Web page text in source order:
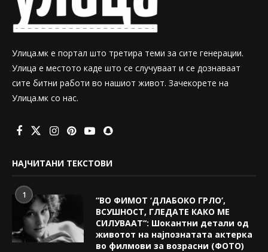
Улица.мк е портал што третира теми за сите генерации.
Улица е местото каде што се случуваат и се дознаваат
сите битни работи во нашиот живот. Зачекорете на
Улица.мк со нас.
НАЈЧИТАНИ ТЕКСТОВИ
1
“ВО ФИМОТ ‘ДЛАБОКО ГРЛО’,
ВСУШНОСТ, ГЛЕДАТЕ КАКО МЕ
СИЛУВААТ“: Шокантни детали од
животот на најпознатата актерка
во филмови за возрасни (ФОТО)